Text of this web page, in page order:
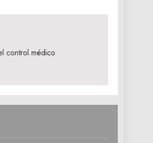
control médico